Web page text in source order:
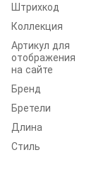
Штрихкод
Коллекция
Артикул для
отображения
на сайте
Бренд
Бретели
Длина
Стиль